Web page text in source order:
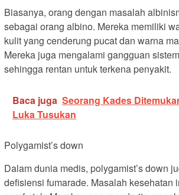
Biasanya, orang dengan masalah
sebagai orang albino. Mereka memiliki
kulit yang cenderung pucat dan warna
Mereka juga mengalami gangguan
sehingga rentan untuk terkena penyakit.
Baca juga Seorang Kades
Luka Tusukan
Polygamist’s down
Dalam dunia medis, polygamist’s down
defisiensi fumarade. Masalah kesehatan